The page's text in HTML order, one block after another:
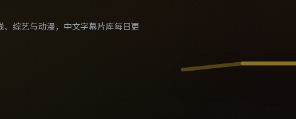
综艺与动漫，中文字幕片库每日更